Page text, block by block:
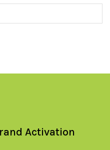
Activation